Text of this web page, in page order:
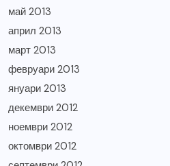
май 2013
април 2013
март 2013
февруари 2013
януари 2013
декември 2012
ноември 2012
октомври 2012